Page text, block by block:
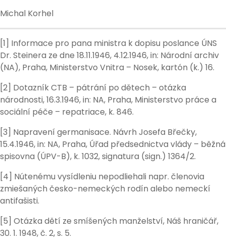
Michal Korhel
[1] Informace pro pana ministra k dopisu poslance ÚNS
Dr. Steinera ze dne 18.11.1946, 4.12.1946, in: Národní archiv
(NA), Praha, Ministerstvo Vnitra – Nosek, kartón (k.) 16.
[2] Dotazník CTB – pátrání po dětech – otázka
národnosti, 16.3.1946, in: NA, Praha, Ministerstvo práce a
sociální péče – repatriace, k. 846.
[3] Napravení germanisace. Návrh Josefa Břečky,
15.4.1946, in: NA, Praha, Úřad předsednictva vlády – běžná
spisovna (ÚPV-B), k. 1032, signatura (sign.) 1364/2.
[4] Nútenému vysídleniu nepodliehali napr. členovia
zmiešaných česko-nemeckých rodín alebo nemeckí
antifašisti.
[5] Otázka dětí ze smíšených manželství, Náš hraničář,
30. 1. 1948, č. 2, s. 5.